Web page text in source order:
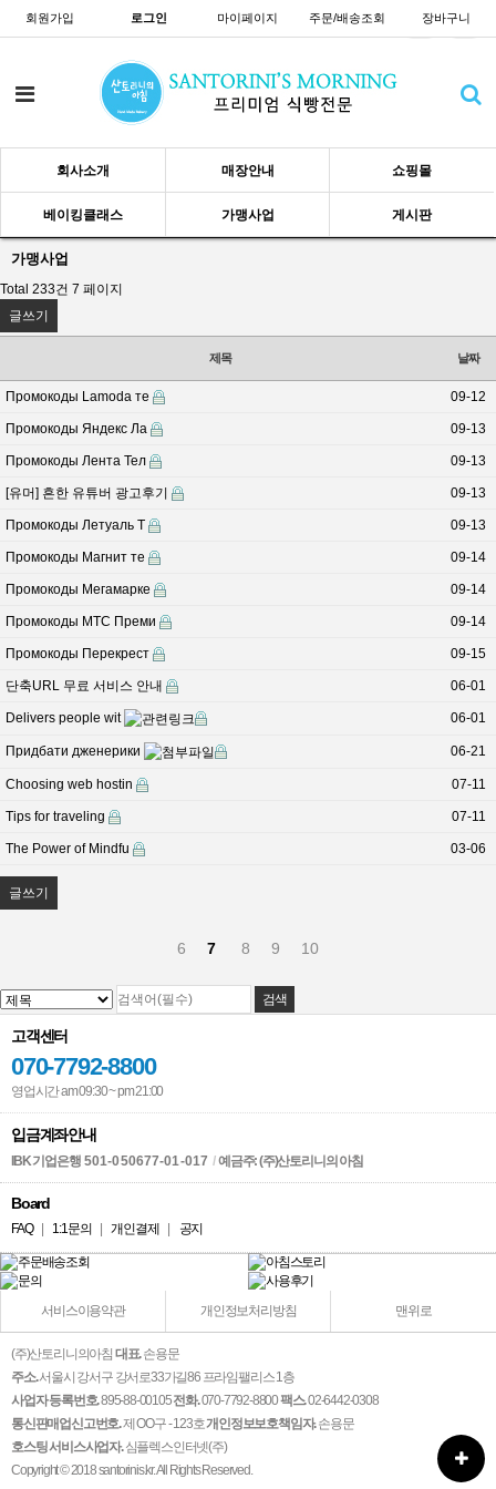
회원가입 로그인 마이페이지 주문/배송조회 장바구니
회사소개 매장안내 쇼핑몰
베이킹클래스 가맹사업 게시판
가맹사업
Total 233건 7 페이지
글쓰기
제목 날짜
Промокоды Lamoda те 09-12
Промокоды Яндекс Ла 09-13
Промокоды Лента Тел 09-13
[유머] 흔한 유튜버 광고후기 09-13
Промокоды Летуаль Т 09-13
Промокоды Магнит те 09-14
Промокоды Мегамарке 09-14
Промокоды МТС Преми 09-14
Промокоды Перекрест 09-15
단축URL 무료 서비스 안내 06-01
Delivers people wit 06-01
Придбати дженерики 06-21
Choosing web hostin 07-11
Tips for traveling 07-11
The Power of Mindfu 03-06
글쓰기
6 7 8 9 10
고객센터
070-7792-8800
영업시간 am 09:30 ~ pm 21:00
입금계좌안내
IBK 기업은행 501-050677-01-017 /예금주: (주)산토리니의 아침
Board
FAQ| 1:1문의 |개인결제 공지
서비스이용약관 개인정보처리방침 맨위로
(주)산토리니의아침 대표.손용문
주소.서울시 강서구 강서로33가길86 프라임팰리스 1층
사업자 등록번호.895-88-00105전화.070-7792-8800팩스.02-6442-0308
통신판매업신고번호.제 OO구 - 123호개인정보보호책임자.손용문
호스팅 서비스사업자.심플렉스인터넷(주)
Copyright © 2018 santorinis.kr. All Rights Reserved.